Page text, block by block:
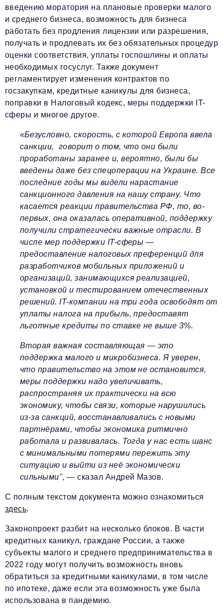
Отдел рекламы
reklama@business-magazine.online
Отдел распространения/редакционная подписка
podpiska@business-magazine.online
Отдел по работе с партнерами
partner@business-magazine.online
введению моратория на плановые проверки малого
и среднего бизнеса, возможность для бизнеса
работать без продления лицензии или разрешения,
получать и продлевать их без обязательных процедур
оценки соответствия, уплаты госпошлины и оплаты
необходимых госуслуг. Также документ
регламентирует изменения контрактов по
госзакупкам, кредитные каникулы для бизнеса,
поправки в Налоговый кодекс, меры поддержки IT-
сферы и многое другое.
«Безусловно, скорость, с которой Европа ввела
санкции,
говорит о том, что они были
проработаны заранее и, вероятно, были бы
введены даже без спецоперации на Украине. Все
последние годы мы видели нарастание
санкционного давления на нашу страну. Что
касается реакции правительства РФ, то, во-
первых, она оказалась оперативной, поддержку
получили стратегически важные отрасли. В
числе мер поддержки IT-сферы —
предоставление налоговых преференций для
разработчиков мобильных приложений и
организаций, занимающихся реализацией,
установкой и тестированием отечественных
решений. IT-компании на три года освободят от
уплаты налога на прибыль, предоставят
льготные кредиты по ставке не выше 3%.
Вторая важная составляющая — это
поддержка малого и микробизнеса. Я уверен,
что правительство на этом не остановится,
меры поддержки надо увеличивать,
распространяя их практически на всю
экономику, чтобы связи, которые нарушились
из-за санкций, восстанавливались с новыми
партнёрами, чтобы экономика ритмично
работала и развивалась. Тогда у нас есть шанс
с минимальными потерями пережить эту
ситуацию и выйти из неё экономически
сильными", — сказал Андрей Мазов.
С полным текстом документа можно ознакомиться
здесь.
Законопроект разбит на несколько блоков. В части
кредитных каникул, граждане России, а также
субъекты малого и среднего предпринимательства в
2022 году могут получить возможность вновь
обратиться за кредитными каникулами, в том числе
по ипотеке, даже если эта возможность уже была
использована в пандемию.